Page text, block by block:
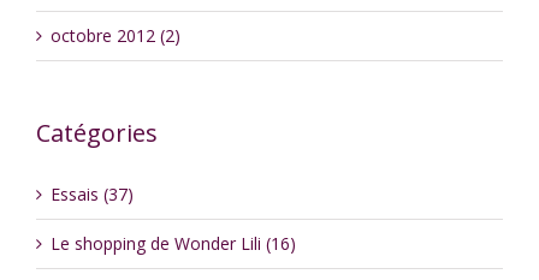
octobre 2012 (2)
Catégories
Essais (37)
Le shopping de Wonder Lili (16)